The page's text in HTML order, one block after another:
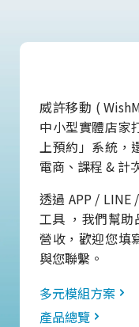
威許移動 (
中小型實體店家
上預約」系統，
電商、課程 & 計
透過 APP / LINE
工具 ，我們幫
營收，歡迎您填
與您聯繫。
多元模組方案
產品總覽